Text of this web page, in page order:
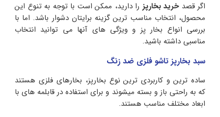
اگر قصدخرید بخارپز را دارید، ممکن است با توجه به تنوع این
محصول، انتخاب مناسب ترین گزینه برایتان دشوار باشد. اما با
بررسی انواع بخار پز و ویژگی های آنها می توانید انتخاب
مناسبی داشته باشید.
سبد بخارپز تاشو فلزی ضد زنگ
ساده ترین و کاربردی ترین نوع بخارپز، بخارهای فلزی هستند
که به راحتی باز و بسته میشوند و برای استفاده در قابلمه های با
ابعاد مختلف مناسب هستند.